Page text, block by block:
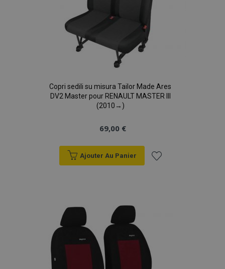
Copri sedili su misura Tailor Made Ares
DV2 Master pour RENAULT MASTER III
(2010→)
69,00 €
Ajouter Au Panier